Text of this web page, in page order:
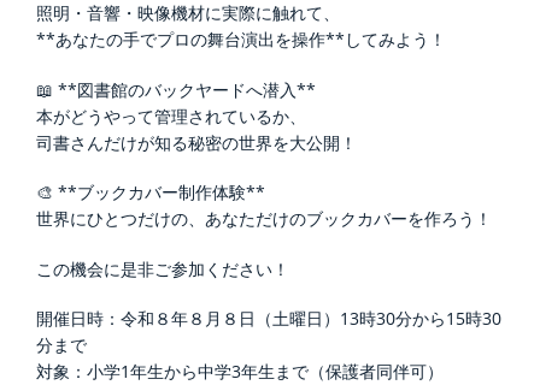
照明・音響・映像機材に実際に触れて、
**あなたの手でプロの舞台演出を操作**してみよう！
📖 **図書館のバックヤードへ潜入**
本がどうやって管理されているか、
司書さんだけが知る秘密の世界を大公開！
🎨 **ブックカバー制作体験**
世界にひとつだけの、あなただけのブックカバーを作ろう！
この機会に是非ご参加ください！
開催日時：令和８年８月８日（土曜日）13時30分から15時30
分まで
対象：小学1年生から中学3年生まで（保護者同伴可）